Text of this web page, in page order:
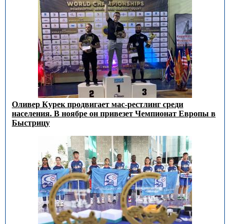
Оливер Курек продвигает мас-рестлинг среди
населения. В ноябре он привезет Чемпионат Европы в
Быстрицу